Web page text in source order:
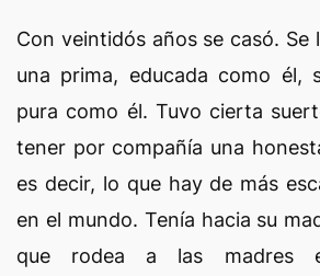
Con veintidós años se casó. Se
una prima, educada como él,
pura como él. Tuvo cierta
tener por compañía una
es decir, lo que hay de más
en el mundo. Tenía hacia su
que rodea a las madres